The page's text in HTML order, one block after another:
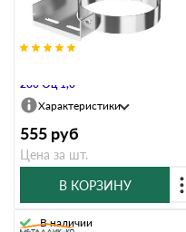
280 Оц 1,0
Характеристики
555 руб
Цена за шт.
В КОРЗИНУ
В наличии